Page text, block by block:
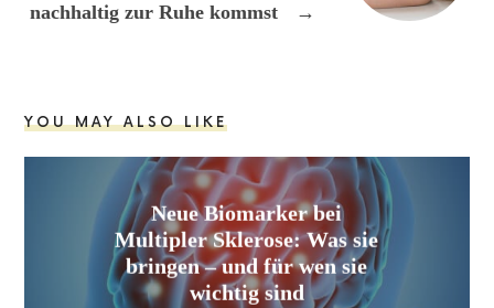
nachhaltig zur Ruhe kommst
→
YOU MAY ALSO LIKE
Neue Biomarker bei
Multipler Sklerose: Was sie
bringen – und für wen sie
wichtig sind